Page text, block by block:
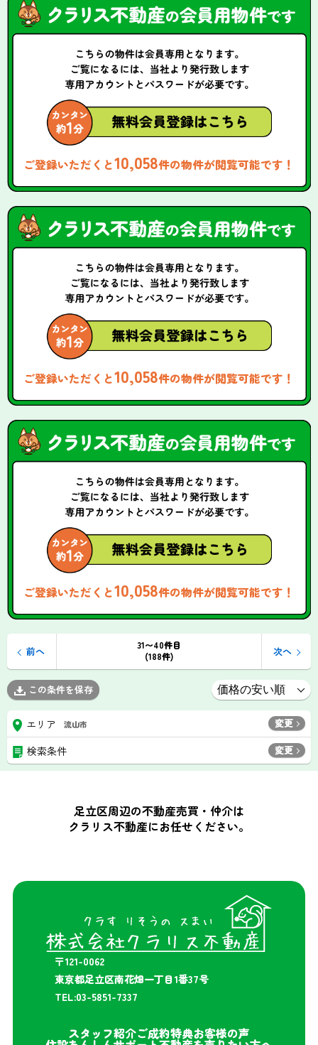
ご登録いただくと10,058件の物件が閲覧可能です！
ご登録いただくと10,058件の物件が閲覧可能です！
ご登録いただくと10,058件の物件が閲覧可能です！
31〜40件目
(188件)
前へ 次へ
この条件を保存
エリア 流山市 変更
検索条件 変更
足立区周辺の不動産売買・仲介は
クラリス不動産にお任せください。
〒121-0062
東京都足立区南花畑一丁目1番37号
TEL:03-5851-7337
スタッフ紹介ご成約特典お客様の声